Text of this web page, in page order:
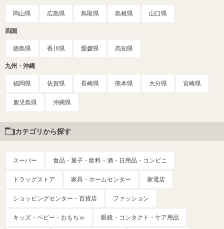
岡山県 広島県 鳥取県 島根県 山口県
四国
徳島県 香川県 愛媛県 高知県
九州・沖縄
福岡県 佐賀県 長崎県 熊本県 大分県 宮崎県
鹿児島県 沖縄県
カテゴリから探す
スーパー 食品・菓子・飲料・酒・日用品・コンビニ
ドラッグストア 家具・ホームセンター 家電店
ショッピングセンター・百貨店 ファッション
キッズ・ベビー・おもちゃ 眼鏡・コンタクト・ケア用品